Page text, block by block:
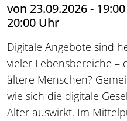
von 23.09.2026 -
20:00 Uhr
Digitale Angebote sind
vieler Lebensbereiche –
ältere Menschen?
wie sich die digitale
Alter auswirkt. Im